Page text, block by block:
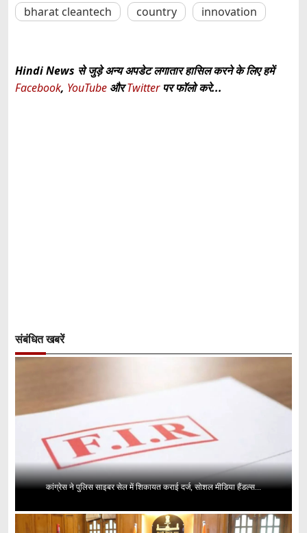
bharat cleantech country innovation
Hindi News से जुड़े अन्य अपडेट लगातार हासिल करने के लिए हमें
Facebook, YouTube औरTwitterपर फॉलो करे...
संबंधित खबरें
कांग्रेस ने पुलिस साइबर सेल में शिकायत कराई दर्ज, सोशल मीडिया हैंडल्स...